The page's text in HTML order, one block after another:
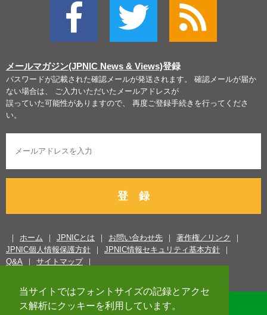
当サイトではフォントサイズの記録とアクセ
ス解析にクッキーを利用しています。
メールマガジン(JPNIC News & Views)登録
パスワードが記載された確認メールが発送されます。 確認メールが届か
ない場合は、 ご入力いただいたメールアドレスが
誤っていた可能性がありますので、 再度ご登録手続きを行ってくださ
い。
登 録
ホーム JPNICとは お問い合わせ先
著作権／リンク
JPNIC個人情報保護方針
JPNIC情報セキュリティ基本方針
Q&A
サイトマップ